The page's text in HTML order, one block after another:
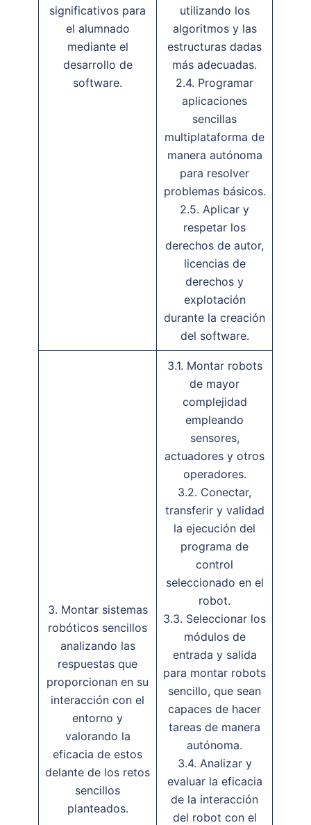
significativos para
el alumnado
mediante el
desarrollo de
software.
utilizando los
algoritmos y las
estructuras dadas
más adecuadas.
2.4. Programar
aplicaciones
sencillas
multiplataforma de
manera autónoma
para resolver
problemas básicos.
2.5. Aplicar y
respetar los
derechos de autor,
licencias de
derechos y
explotación
durante la creación
del software.
3. Montar sistemas
robóticos sencillos
analizando las
respuestas que
proporcionan en su
interacción con el
entorno y
valorando la
eficacia de estos
delante de los retos
sencillos
planteados.
3.1. Montar robots
de mayor
complejidad
empleando
sensores,
actuadores y otros
operadores.
3.2. Conectar,
transferir y validad
la ejecución del
programa de
control
seleccionado en el
robot.
3.3. Seleccionar los
módulos de
entrada y salida
para montar robots
sencillo, que sean
capaces de hacer
tareas de manera
autónoma.
3.4. Analizar y
evaluar la eficacia
de la interacción
del robot con el